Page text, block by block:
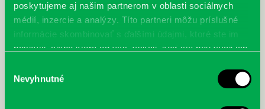
poskytujeme aj našim partnerom v oblasti sociálnych
médií, inzercie a analýzy. Títo partneri môžu príslušné
informácie skombinovať s ďalšími údajmi, ktoré ste im
poskytli, alebo ktoré od vás získali, keď ste používali ich
súhlasu
Nevyhnutné
McGrath, Andy: Tadej Pogačar: